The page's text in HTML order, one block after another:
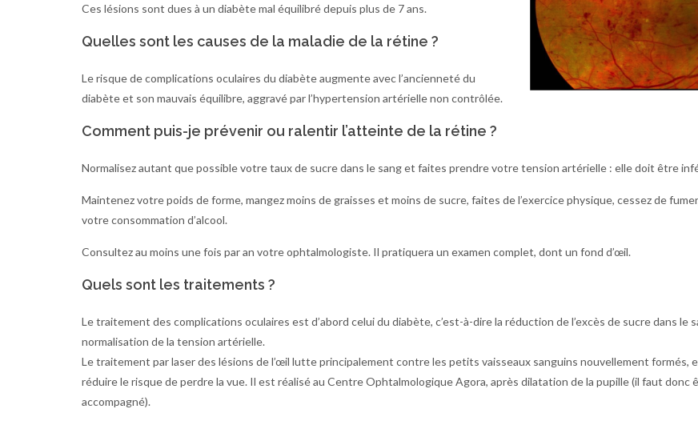
Ces lésions sont dues à un diabète mal équilibré depuis plus de 7 ans.
Quelles sont les causes de la maladie de la rétine ?
Le risque de complications oculaires du diabète augmente avec l’ancienneté du
diabète et son mauvais équilibre, aggravé par l’hypertension artérielle non contrôlée.
Comment puis-je prévenir ou ralentir l’atteinte de la rétine ?
Normalisezautant que possible votre taux de sucre dans le sang et faites prendre votre tension artérielle : elle doit être
Maintenez votre poids de forme, mangez moins de graisses et moins de sucre, faites de l’exercice physique, cessez de
votre consommation d’alcool.
Consultez au moins une fois par an votre ophtalmologiste. Il pratiquera un examen complet, dont un fond d’œil.
Quels sont les traitements ?
Le traitement des complications oculaires est d’abord celui du diabète, c’est-à-dire la réduction de l’excès de sucre dans le
normalisation de la tension artérielle.
Le traitement par laser des lésions de l’œil lutte principalement contre les petits vaisseaux sanguins nouvellement formés,
réduire le risque de perdre la vue. Il est réalisé au Centre Ophtalmologique Agora, après dilatation de la pupille (il faut donc
accompagné).